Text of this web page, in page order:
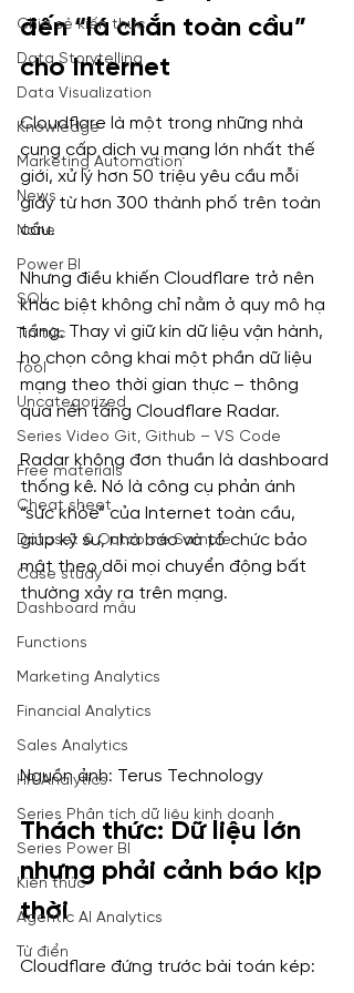
Chia sẻ kiến thức
Data Storytelling
Data Visualization
Knowledge
Marketing Automation
News
None
Power BI
SQL
Tin tức
Tool
Uncategorized
Series Video Git, Github – VS Code
Free materials
Cheat sheet
Dataset & Outcome Sample
Case study
Dashboard mẫu
Functions
Marketing Analytics
Financial Analytics
Sales Analytics
HR Analytics
Series Phân tích dữ liệu kinh doanh
Series Power BI
Kiến thức
Agentic AI Analytics
Từ điển
đến “lá chắn toàn cầu”
cho Internet
Cloudflare là một trong những nhà
cung cấp dịch vụ mạng lớn nhất thế
giới, xử lý hơn 50 triệu yêu cầu mỗi
giây từ hơn 300 thành phố trên toàn
cầu.
Nhưng điều khiến Cloudflare trở nên
khác biệt không chỉ nằm ở quy mô hạ
tầng. Thay vì giữ kín dữ liệu vận hành,
họ chọn công khai một phần dữ liệu
mạng theo thời gian thực – thông
qua nền tảng Cloudflare Radar.
Radar không đơn thuần là dashboard
thống kê. Nó là công cụ phản ánh
“sức khỏe” của Internet toàn cầu,
giúp kỹ sư, nhà báo và tổ chức bảo
mật theo dõi mọi chuyển động bất
thường xảy ra trên mạng.
Nguồn ảnh: Terus Technology
Thách thức: Dữ liệu lớn
nhưng phải cảnh báo kịp
thời
Cloudflare đứng trước bài toán kép: